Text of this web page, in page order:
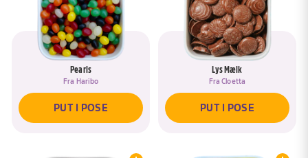
Pearls
Fra Haribo
PUT I POSE
Lys Mælk
FraCloetta
PUT I POSE